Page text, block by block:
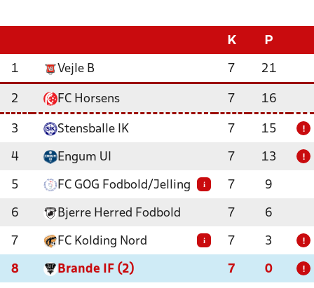
K P
1 Vejle B 7 21
2 FC Horsens 7 16
3 Stensballe IK 7 15 !
4 Engum UI 7 13 !
5 FC GOG Fodbold/Jelling i 7 9
6 Bjerre Herred Fodbold 7 6
7 FC Kolding Nord i 7 3 !
8 Brande IF (2) 7 0 !